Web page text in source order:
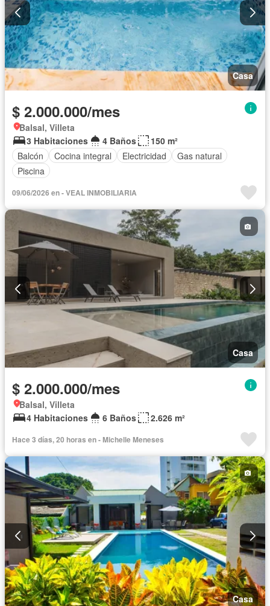
Casa
$ 2.000.000/mes
Balsal, Villeta
3 Habitaciones
4 Baños
150 m²
Balcón
Cocina integral Electricidad
Gas natural
Piscina
09/06/2026 en - VEAL INMOBILIARIA
Casa
$ 2.000.000/mes
Balsal, Villeta
4 Habitaciones
6 Baños 2.626 m²
Hace 3 días, 20 horas en - Michelle Meneses
Casa